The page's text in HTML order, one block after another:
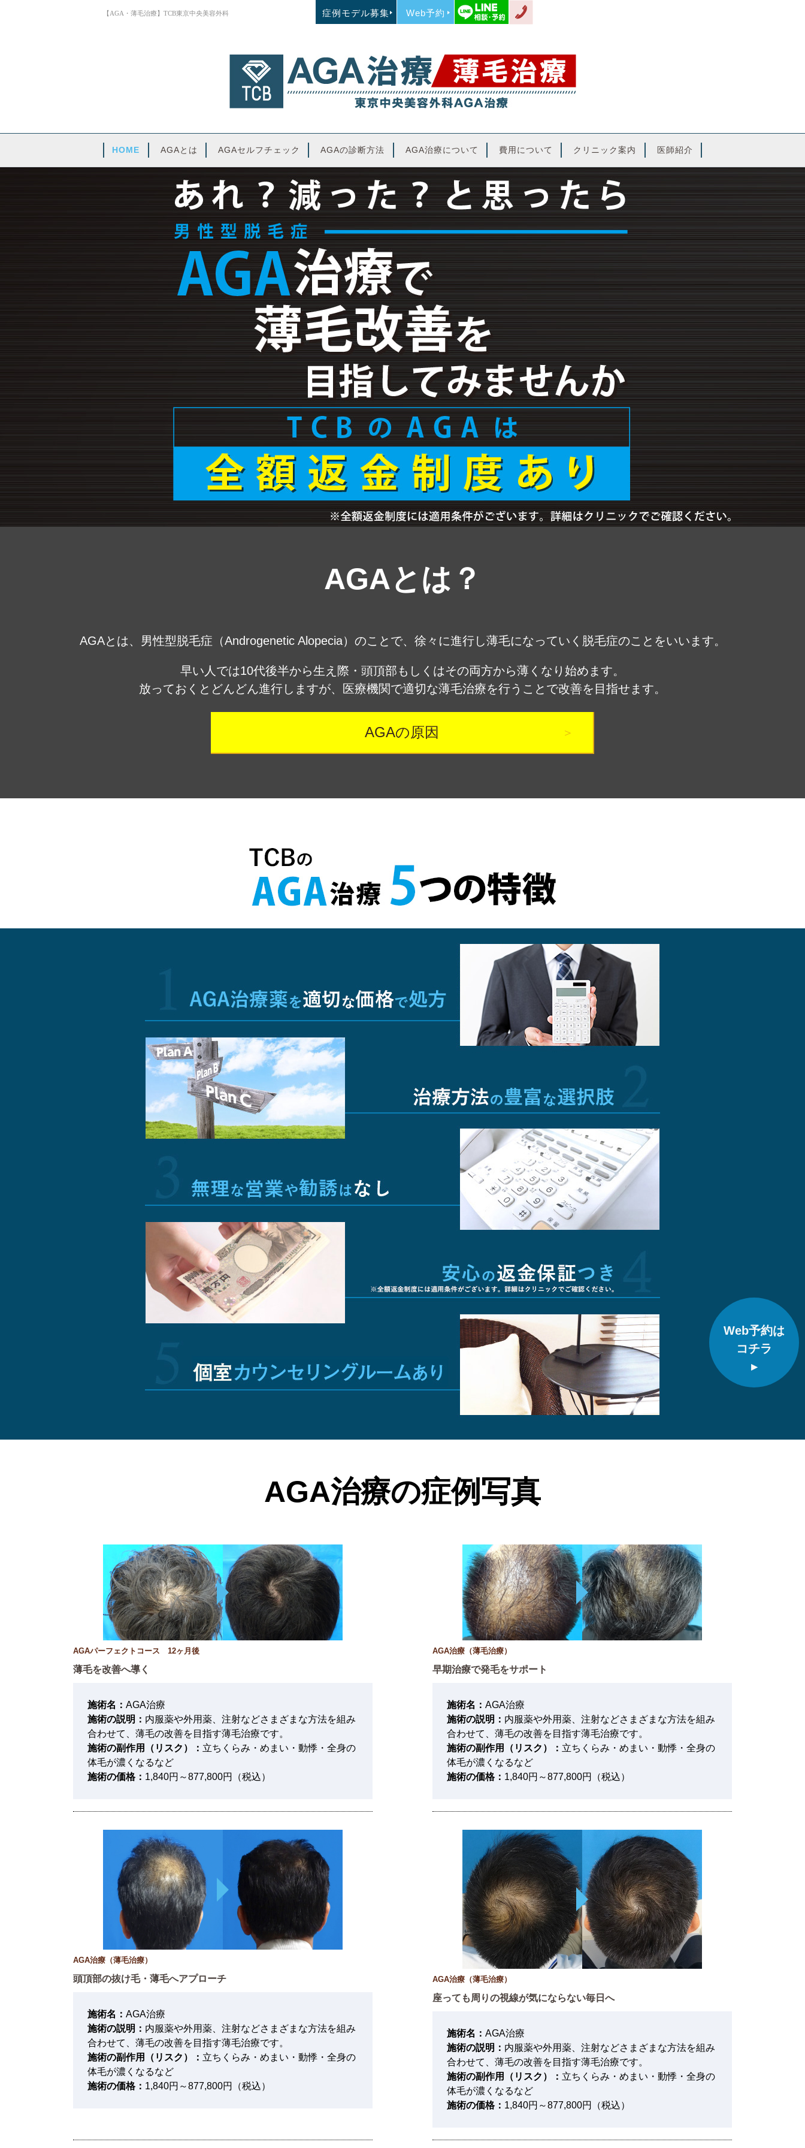
【AGA・薄毛治療】TCB東京中央美容外科 症例モデル募集 Web予約
HOME AGAとは AGAセルフチェック AGAの診断方法 AGA治療について 費用について クリニック案内 医師紹介
AGAとは？
AGAとは、男性型脱毛症（Androgenetic Alopecia）のことで、徐々に進行し薄毛になっていく脱毛症のことをいいます。
早い人では10代後半から生え際・頭頂部もしくはその両方から薄くなり始めます。
放っておくとどんどん進行しますが、医療機関で適切な薄毛治療を行うことで改善を目指せます。
AGAの原因
AGA治療の症例写真
AGAパーフェクトコース 12ヶ月後
薄毛を改善へ導く
施術名： AGA治療
施術の説明： 内服薬や外用薬、注射などさまざまな方法を組み
合わせて、薄毛の改善を目指す薄毛治療です。
施術の副作用（リスク）： 立ちくらみ・めまい・動悸・全身の
体毛が濃くなるなど
施術の価格： 1,840円～877,800円（税込）
AGA治療（薄毛治療）
早期治療で発毛をサポート
施術名： AGA治療
施術の説明： 内服薬や外用薬、注射などさまざまな方法を組み
合わせて、薄毛の改善を目指す薄毛治療です。
施術の副作用（リスク）： 立ちくらみ・めまい・動悸・全身の
体毛が濃くなるなど
施術の価格： 1,840円～877,800円（税込）
AGA治療（薄毛治療）
頭頂部の抜け毛・薄毛へアプローチ
施術名： AGA治療
施術の説明： 内服薬や外用薬、注射などさまざまな方法を組み
合わせて、薄毛の改善を目指す薄毛治療です。
施術の副作用（リスク）： 立ちくらみ・めまい・動悸・全身の
体毛が濃くなるなど
施術の価格： 1,840円～877,800円（税込）
AGA治療（薄毛治療）
座っても周りの視線が気にならない毎日へ
施術名： AGA治療
施術の説明： 内服薬や外用薬、注射などさまざまな方法を組み
合わせて、薄毛の改善を目指す薄毛治療です。
施術の副作用（リスク）： 立ちくらみ・めまい・動悸・全身の
体毛が濃くなるなど
施術の価格： 1,840円～877,800円（税込）
Web予約は
コチラ
▸